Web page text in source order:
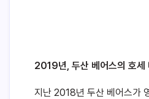
2019년, 두산 베어스의 호
지난 2018년 두산 베어스가